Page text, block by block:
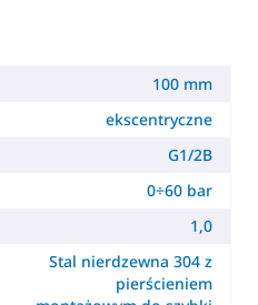
100 mm
ekscentryczne
G1/2B
0÷60 bar
1,0
Stal nierdzewna 304 z
pierścieniem